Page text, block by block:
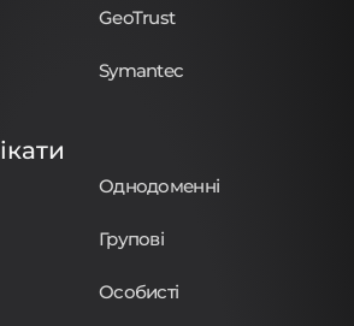
GeoTrust
Symantec
Однодоменні
Групові
Особисті